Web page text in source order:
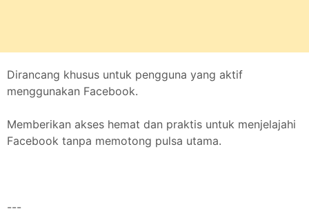
Dirancang khusus untuk pengguna yang aktif
menggunakan Facebook.
Memberikan akses hemat dan praktis untuk menjelajahi
Facebook tanpa memotong pulsa utama.
---